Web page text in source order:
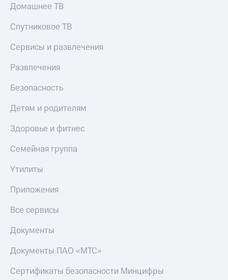
Откладывайте
и получайте
Платежи
переводы
Пополнить
МТС
Настройки
автоплатежа
Пополнить
интернета
ТВ
Переводы
телефона
Скидки
до 40%
на смартфоны
при
со связью
Домашнее ТВ
Спутниковое ТВ
Сервисы и развлечения
Развлечения
Безопасность
Детям и родителям
Здоровье и фитнес
Семейная группа
Утилиты
Приложения
Все сервисы
Документы
Документы ПАО «МТС»
Сертификаты безопасности Минцифры